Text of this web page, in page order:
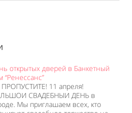
открытых дверей в Банкетный
“Ренессанс”
11 апреля!
СВАДЕБНЫИ ДЕНЬ в
Мы приглашаем всех, кто